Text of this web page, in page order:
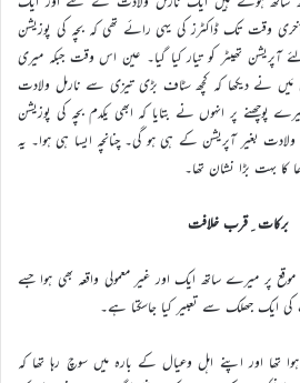
وقت تک ڈاکٹرز کی یہی رائے تھی کہ بچہ کی پوزیشن
آپریشن تھیٹر کو تیار کیا گیا۔ عین اس وقت جبکہ میری
مَیں نے دیکھا کہ کچھ سٹاف بڑی تیزی سے نارمل ولادت
پر انہوں نے بتایا کہ ابھی یکدم بچہ کی پوزیشن
بغیر آپریشن کے ہی ہو گی۔ چنانچہ ایسا ہی ہوا۔ یہ
کا بہت بڑا نشان تھا۔
برکات ِقرب خلافت
پر میرے ساتھ ایک اور غیر معمولی واقعہ بھی ہوا جسے
ایک جھلک سے تعبیر کیا جاسکتا ہے۔
ہوا تھا اور اپنے اہل وعیال کے بارہ میں سوچ رہا تھا کہ